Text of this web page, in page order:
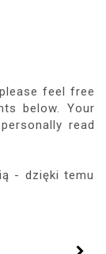
feel free
below. Your
read
- dzięki temu